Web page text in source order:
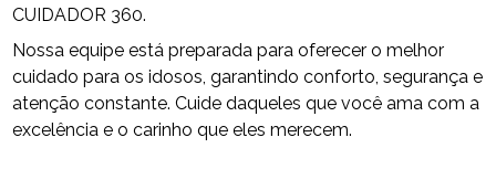
CUIDADOR 360.
Nossa equipe está preparada para oferecer o melhor
cuidado para os idosos, garantindo conforto, segurança e
atenção constante. Cuide daqueles que você ama com a
excelência e o carinho que eles merecem.